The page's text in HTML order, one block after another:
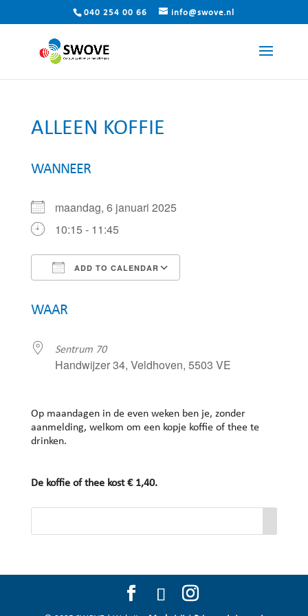
040 254 00 66 info@swove.nl
ALLEEN KOFFIE
WANNEER
maandag, 6 januari 2025
10:15 - 11:45
ADD TO CALENDAR
WAAR
Sentrum 70
Handwijzer 34, Veldhoven, 5503 VE
Op maandagen in de even weken ben je, zonder
aanmelding, welkom om een kopje koffie of thee te
drinken.
De koffie of thee kost € 1,40.